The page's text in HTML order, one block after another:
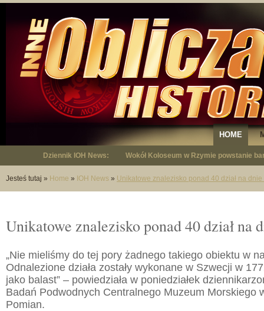
HOME
Dziennik IOH News: Wokół Koloseum w Rzymie powstanie
"Niepodległy - opowieść o Januszu
Jesteś tutaj » Home » IOH News » Unikatowe znalezisko ponad 40 dział na dnie
Unikatowe znalezisko ponad 40 dział na
„Nie mieliśmy do tej pory żadnego takiego obiektu w
Odnalezione działa zostały wykonane w Szwecji w
jako balast” – powiedziała w poniedziałek
Badań Podwodnych Centralnego Muzeum Morskiego
Pomian.